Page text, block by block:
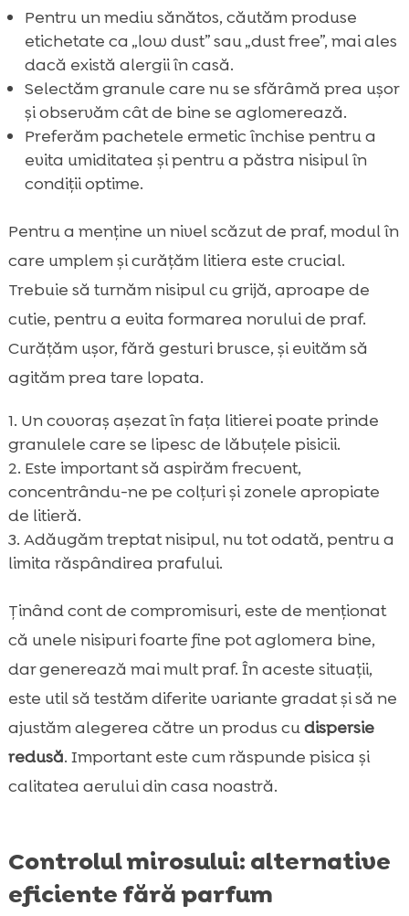
Pentru un mediu sănătos, căutăm produse
etichetate ca „low dust” sau „dust free”, mai ales
dacă există alergii în casă.
Selectăm granule care nu se sfărâmă prea ușor
și observăm cât de bine se aglomerează.
Preferăm pachetele ermetic închise pentru a
evita umiditatea și pentru a păstra nisipul în
condiții optime.
Pentru a menține un nivel scăzut de praf, modul în
care umplem și curățăm litiera este crucial.
Trebuie să turnăm nisipul cu grijă, aproape de
cutie, pentru a evita formarea norului de praf.
Curățăm ușor, fără gesturi brusce, și evităm să
agităm prea tare lopata.
Un covoraș așezat în fața litierei poate prinde
granulele care se lipesc de lăbuțele pisicii.
Este important să aspirăm frecvent,
concentrându-ne pe colțuri și zonele apropiate
de litieră.
Adăugăm treptat nisipul, nu tot odată, pentru a
limita răspândirea prafului.
Ținând cont de compromisuri, este de menționat
că unele nisipuri foarte fine pot aglomera bine,
dar generează mai mult praf. În aceste situații,
este util să testăm diferite variante gradat și să ne
ajustăm alegerea către un produs cudispersie
redusă. Important este cum răspunde pisica și
calitatea aerului din casa noastră.
Controlul mirosului: alternative
eficiente fără parfum